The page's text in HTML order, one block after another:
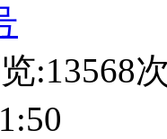
:13568